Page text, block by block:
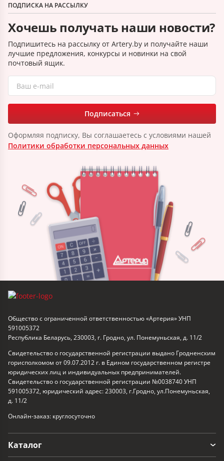
ПОДПИСКА НА РАССЫЛКУ
Хочешь получать наши новости?
Подпишитесь на рассылку от Artery.by и получайте наши
лучшие предложения, конкурсы и новинки на свой
почтовый ящик.
Подписаться
Оформляя подписку, Вы соглашаетесь с условиями нашей
Политики обработки персональных данных
Общество с ограниченной ответственностью «Артерия» УНП
591005372
Республика Беларусь, 230003, г. Гродно, ул. Понемуньская, д. 11/2
Свидетельство о государственной регистрации выдано Гродненским
горисполкомом от 09.07.2012 г. в Едином государственном регистре
юридических лиц и индивидуальных предпринимателей.
Свидетельство о государственной регистрации №0038740 УНП
591005372, юридический адрес: 230003, г.Гродно, ул.Понемуньская,
д. 11/2
Онлайн-заказ: круглосуточно
Каталог